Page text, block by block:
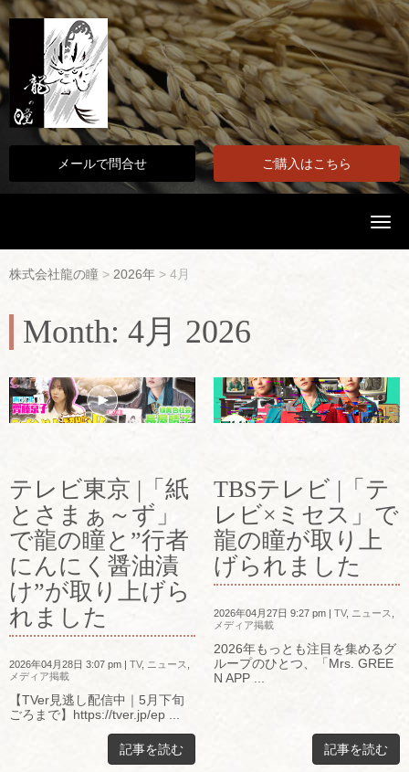
メールで問合せ ご購入はこちら
N
v
株式会社龍の瞳 > 2026年 > 4月
Month: 4月 2026
テレビ東京 |「紙
とさまぁ～ず」
で龍の瞳と”行者
にんにく醤油漬
け”が取り上げら
れました
2026年04月28日 3:07 pm TV, ニュース
メディア掲載
【TVer見逃し配信中｜5月下旬
ごろまで】https://tver.jp/ep ...
記事を読む
TBSテレビ |「テ
レビ×ミセス」で
龍の瞳が取り上
げられました
2026年04月27日 9:27 pm TV, ニュース
メディア掲載
2026年もっとも注目を集めるグ
ループのひとつ、「Mrs. GREE
N APP ...
記事を読む